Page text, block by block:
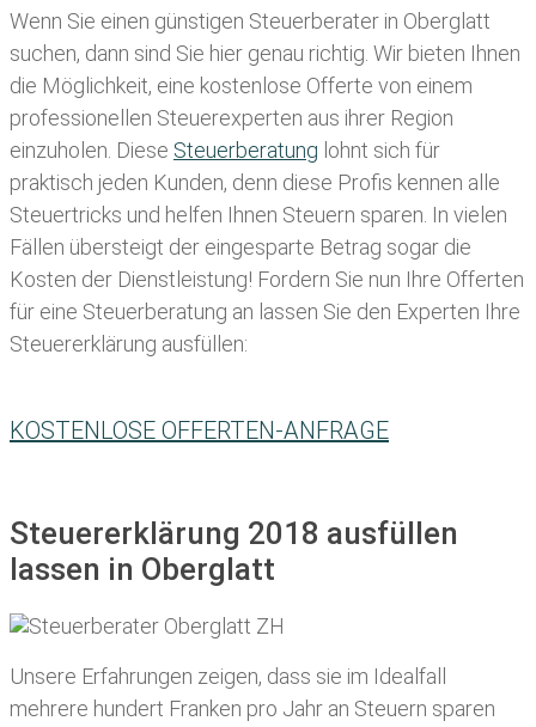
Wenn Sie einen günstigen Steuerberater in Oberglatt
suchen, dann sind Sie hier genau richtig. Wir bieten Ihnen
die Möglichkeit, eine kostenlose Offerte von einem
professionellen Steuerexperten aus ihrer Region
einzuholen. Diese Steuerberatung lohnt sich für
praktisch jeden Kunden, denn diese Profis kennen alle
Steuertricks und helfen Ihnen Steuern sparen. In vielen
Fällen übersteigt der eingesparte Betrag sogar die
Kosten der Dienstleistung! Fordern Sie nun Ihre Offerten
für eine Steuerberatung an lassen Sie den Experten Ihre
Steuererklärung ausfüllen:
KOSTENLOSE OFFERTEN-ANFRAGE
Steuererklärung 2018 ausfüllen
lassen in Oberglatt
Unsere Erfahrungen zeigen, dass sie im Idealfall
mehrere hundert Franken pro Jahr an Steuern sparen